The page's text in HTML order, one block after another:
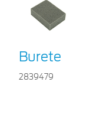
Burete
2839479